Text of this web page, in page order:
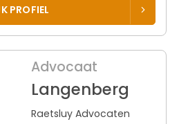
PROFIEL
Advocaat
Langenberg
Raetsluy Advocaten